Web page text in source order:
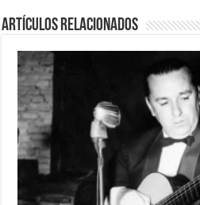
Artículos Relacionados